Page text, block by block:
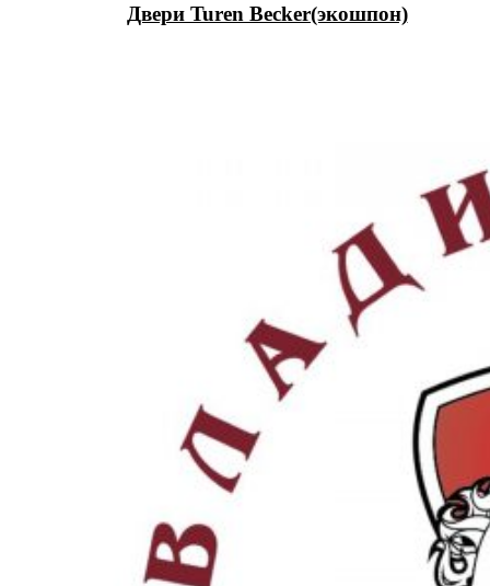
Двери Turen Becker(экошпон)